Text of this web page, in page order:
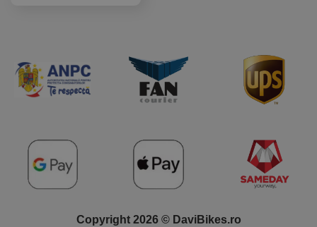
Copyright 2026 © DaviBikes.ro